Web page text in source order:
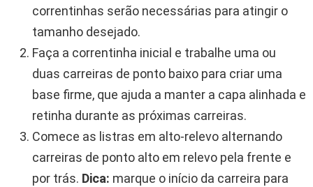
correntinhas serão necessárias para atingir o
tamanho desejado.
Faça a correntinha inicial e trabalhe uma ou
duas carreiras de ponto baixo para criar uma
base firme, que ajuda a manter a capa alinhada e
retinha durante as próximas carreiras.
Comece as listras em alto-relevo alternando
carreiras de ponto alto em relevo pela frente e
por trás. Dica: marque o início da carreira para